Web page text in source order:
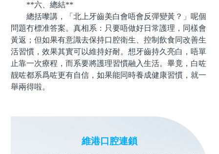
**六、總結**
總括嚟講，「北上牙齒美白會唔會反彈變黃？」呢個
問題冇標准答案。真相系：只要唔做好日常護理，同樣會
黃返；但如果有意識去保持口腔衛生、控制飲食同改善生
活習慣，效果其實可以維持好耐。想牙齒持久亮白，唔單
止靠一次療程，而系要將護理習慣融入生活。畢竟，白咗
靓咗都系爲咗更有自信，如果能同時養成健康習慣，就一
舉兩得啦。
維港口腔連鎖